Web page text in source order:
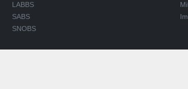
LABBS
SABS
SNOBS